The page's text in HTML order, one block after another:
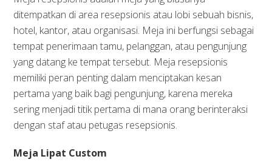
ditempatkan di area resepsionis atau lobi sebuah bisnis,
hotel, kantor, atau organisasi. Meja ini berfungsi sebagai
tempat penerimaan tamu, pelanggan, atau pengunjung
yang datang ke tempat tersebut. Meja resepsionis
memiliki peran penting dalam menciptakan kesan
pertama yang baik bagi pengunjung, karena mereka
sering menjadi titik pertama di mana orang berinteraksi
dengan staf atau petugas resepsionis.
Meja Lipat Custom